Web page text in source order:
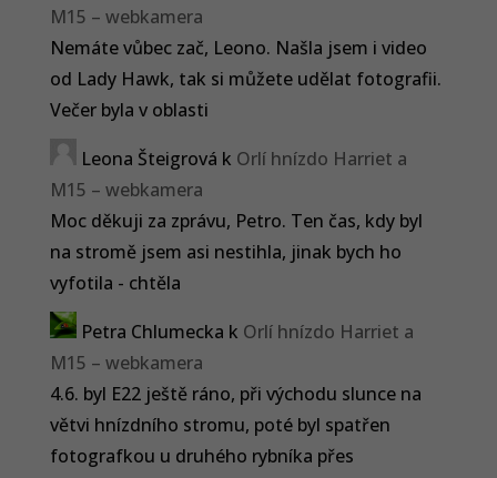
M15 – webkamera
Nemáte vůbec zač, Leono. Našla jsem i video
od Lady Hawk, tak si můžete udělat fotografii.
Večer byla v oblasti
Leona Šteigrová k Orlí hnízdo Harriet a
M15 – webkamera
Moc děkuji za zprávu, Petro. Ten čas, kdy byl
na stromě jsem asi nestihla, jinak bych ho
vyfotila - chtěla
Petra Chlumecka k Orlí hnízdo Harriet a
M15 – webkamera
4.6. byl E22 ještě ráno, při východu slunce na
větvi hnízdního stromu, poté byl spatřen
fotografkou u druhého rybníka přes